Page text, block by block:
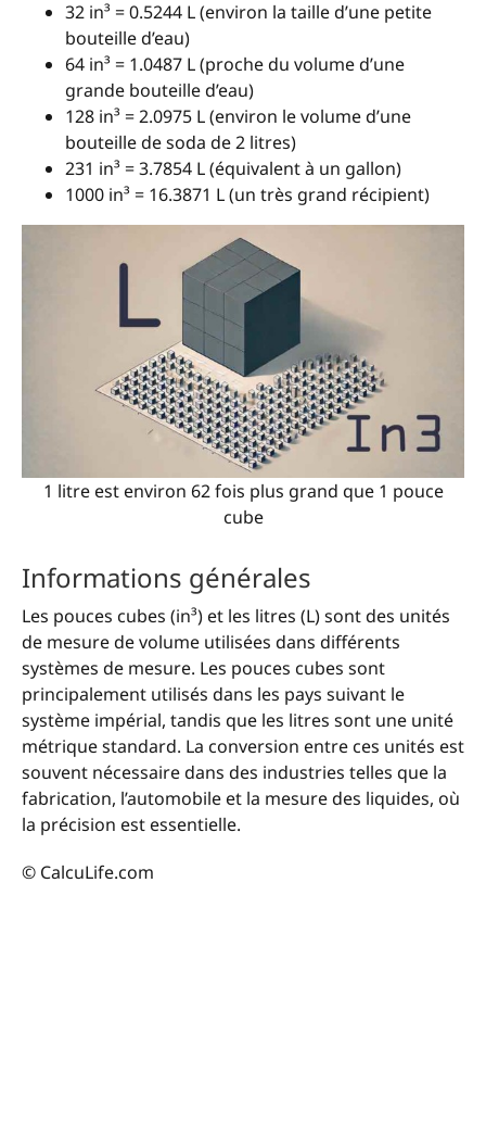
32 in³ = 0.5244 L (environ la taille d’une petite
bouteille d’eau)
64 in³ = 1.0487 L (proche du volume d’une
grande bouteille d’eau)
128 in³ = 2.0975 L (environ le volume d’une
bouteille de soda de 2 litres)
231 in³ = 3.7854 L (équivalent à un gallon)
1000 in³ = 16.3871 L (un très grand récipient)
1 litre est environ 62 fois plus grand que 1 pouce
cube
Informations générales
Les pouces cubes (in³) et les litres (L) sont des unités
de mesure de volume utilisées dans différents
systèmes de mesure. Les pouces cubes sont
principalement utilisés dans les pays suivant le
système impérial, tandis que les litres sont une unité
métrique standard. La conversion entre ces unités est
souvent nécessaire dans des industries telles que la
fabrication, l’automobile et la mesure des liquides, où
la précision est essentielle.
© CalcuLife.com